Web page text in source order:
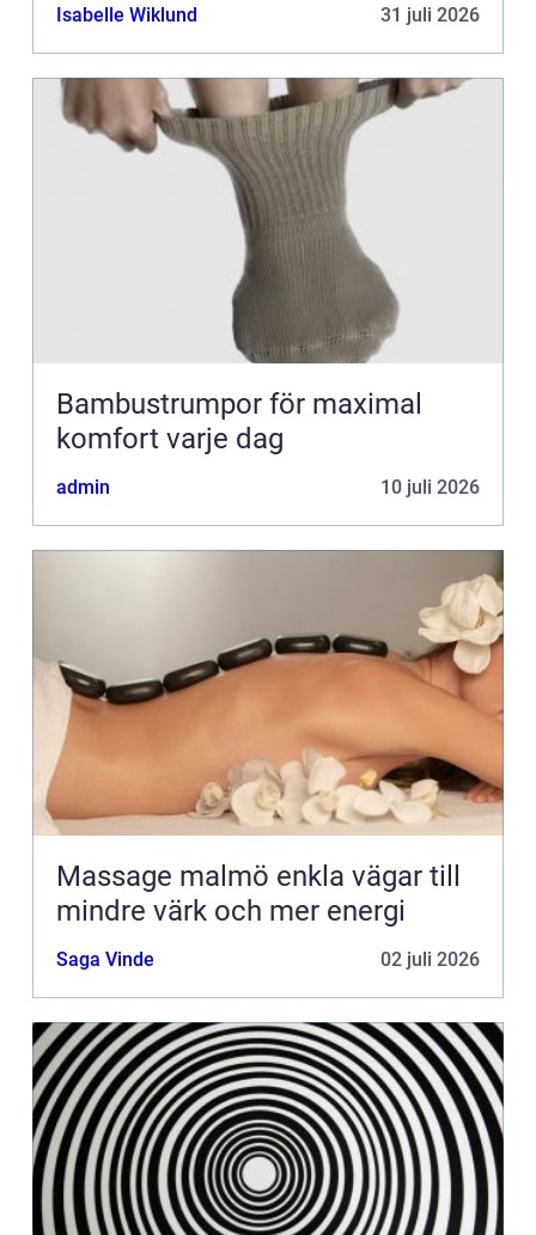
Isabelle Wiklund 31 juli 2026
Bambustrumpor för maximal
komfort varje dag
admin 10 juli 2026
Massage malmö enkla vägar till
mindre värk och mer energi
Saga Vinde 02 juli 2026